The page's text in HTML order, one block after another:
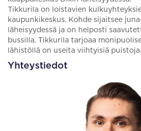
Tikkurila on loistavien
kaupunkikeskus. Kohde sijaitsee
läheisyydessä ja on helposti
bussilla. Tikkurila tarjoaa
lähistöllä on useita viihtyisiä puistoja.
Yhteystiedot